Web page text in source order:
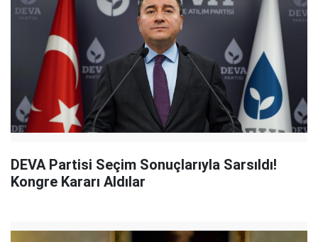
DEVA Partisi Seçim Sonuçlarıyla Sarsıldı!
Kongre Kararı Aldılar